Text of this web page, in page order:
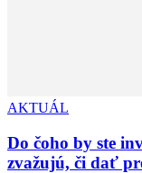
AKTUÁL
Do čoho by ste
zvažujú, či dať